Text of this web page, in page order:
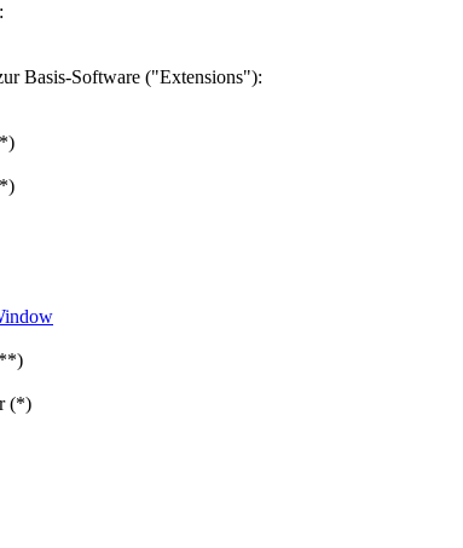
Basis-Software ("Extensions"):
(*)